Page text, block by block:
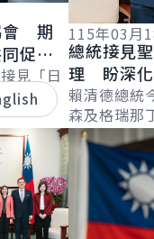
會 期
促進
見「日
會長乙
促進臺
示，臺
115年03月
總統接見
理 盼深
續拓展邦誼
賴清德總統
森及格瑞那
害管理及移
Leacock
詳細內容